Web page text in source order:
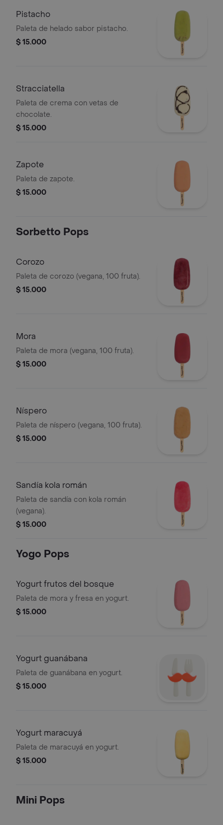
Pistacho
Paleta de helado sabor pistacho.
$ 15.000
Stracciatella
Paleta de crema con vetas de
chocolate.
$ 15.000
Zapote
Paleta de zapote.
$ 15.000
Sorbetto Pops
Corozo
Paleta de corozo (vegana, 100 fruta).
$ 15.000
Mora
Paleta de mora (vegana, 100 fruta).
$ 15.000
Níspero
Paleta de níspero (vegana, 100 fruta).
$ 15.000
Sandía kola román
Paleta de sandía con kola román
(vegana).
$ 15.000
Yogo Pops
Yogurt frutos del bosque
Paleta de mora y fresa en yogurt.
$ 15.000
Yogurt guanábana
Paleta de guanábana en yogurt.
$ 15.000
Yogurt maracuyá
Paleta de maracuyá en yogurt.
$ 15.000
Mini Pops